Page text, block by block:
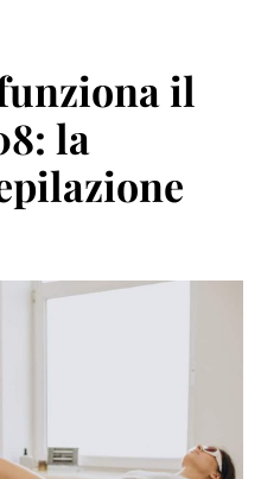
funziona il
la